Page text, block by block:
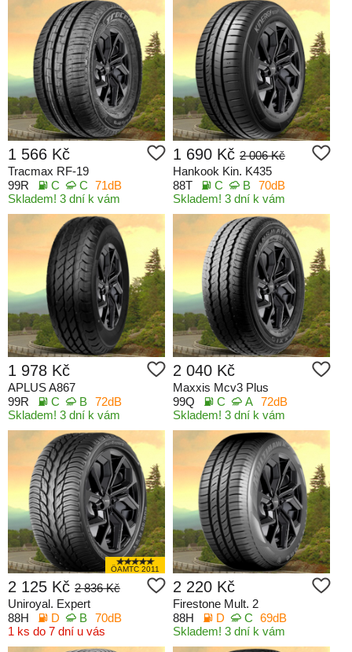
1 566 Kč
Tracmax RF-19
99R
C C 71dB
Skladem! 3 dní k vám
1 690 Kč 2 006 Kč
Hankook Kin. K435
88T
C B 70dB
Skladem! 3 dní k vám
1 978 Kč
APLUS A867
99R
C B 72dB
Skladem! 3 dní k vám
2 040 Kč
Maxxis Mcv3 Plus
99Q
C A 72dB
Skladem! 3 dní k vám
ÖAMTC 2011
2 125 Kč 2 836 Kč
Uniroyal. Expert
88H
D B 70dB
1 ks do 7 dní u vás
2 220 Kč
Firestone Mult. 2
88H
D C 69dB
Skladem! 3 dní k vám